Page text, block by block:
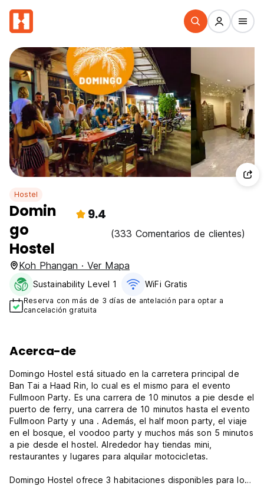
Hostel
Domin
go
Hostel
9.4
(333 Comentarios de clientes)
Koh Phangan · Ver Mapa
Sustainability Level 1 WiFi Gratis
Reserva con más de 3 días de antelación para optar a
cancelación gratuita
Acerca-de
Domingo Hostel está situado en la carretera principal de
Ban Tai a Haad Rin, lo cual es el mismo para el evento
Fullmoon Party. Es una carrera de 10 minutos a pie desde el
puerto de ferry, una carrera de 10 minutos hasta el evento
Fullmoon Party y una . Además, el half moon party, el viaje
en el bosque, el voodoo party y muchos más son 5 minutos
a pie desde el hostel. Alrededor hay tiendas mini,
restaurantes y lugares para alquilar motocicletas.
Domingo Hostel ofrece 3 habitaciones disponibles para los